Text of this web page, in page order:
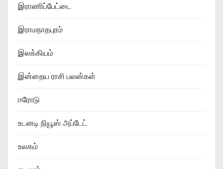
இராணிப்பேட்டை
இராமநாதபுரம்
இலக்கியம்
இன்றைய ராசி பலன்கள்
ஈரோடு
உடனடி நியூஸ் அப்டேட்
உலகம்